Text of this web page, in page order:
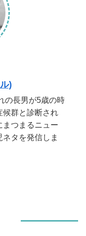
)
の長男が5歳の時
候群と診断され
まつまるニュー
タを発信しま